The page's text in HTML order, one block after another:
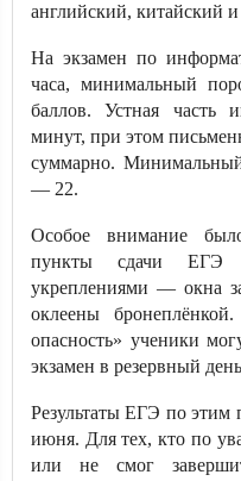
английский, китайский
На экзамен по
часа, минимальный
баллов. Устная часть
минут, при этом
суммарно.
— 22.
Особое внимание
пункты сдачи ЕГЭ
укреплениями — окна
оклеены
опасность» ученики
экзамен в резервный
Результаты ЕГЭ по этим
июня. Для тех, кто по
или не смог